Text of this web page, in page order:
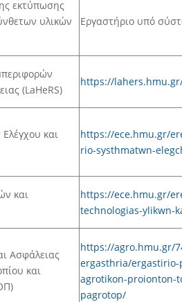
εκτύπωσης
υλικών
Εργαστήριο υπό
(LaHeRS)
https://
και
https://ece.hmu.gr/
rio-systhmatwn-
και
https://ece.hmu.gr/
technologias-ylikwn-
Ασφάλειας
και
https://agro.hmu.gr/
ergasthria/
agrotikon-proionton-
pagrotop/